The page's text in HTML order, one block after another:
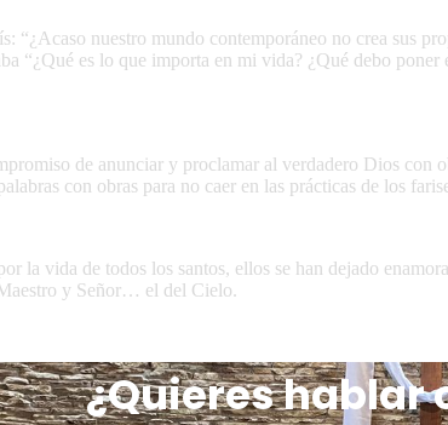
“¿Acaso nuestro mundo contemporáneo no crea sus
“¿Qué es lo que importa en mi vida? ¿Qué debo
de anunciar y proclamar al verdadero Dios
con obras para no caer en las prácticas de los
la vida de todos los santos, ellos se han dejado
y Señor… el del Cielo.
¿Quieres hablar